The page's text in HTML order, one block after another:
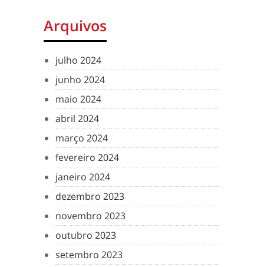
Arquivos
julho 2024
junho 2024
maio 2024
abril 2024
março 2024
fevereiro 2024
janeiro 2024
dezembro 2023
novembro 2023
outubro 2023
setembro 2023